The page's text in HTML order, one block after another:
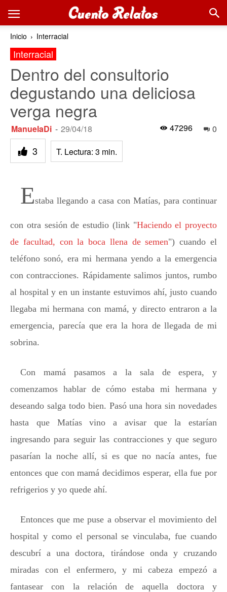
Inicio Interracial
Interracial
Dentro del consultorio
degustando una deliciosa
verga negra
ManuelaDi - 29/04/18 0
47296
3 T. Lectura: 3 min.
Estaba llegando a casa con Matías, para continuar
con otra sesión de estudio (link "Haciendo el proyecto
de facultad, con la boca llena de semen") cuando el
teléfono sonó, era mi hermana yendo a la emergencia
con contracciones. Rápidamente salimos juntos, rumbo
al hospital y en un instante estuvimos ahí, justo cuando
llegaba mi hermana con mamá, y directo entraron a la
emergencia, parecía que era la hora de llegada de mi
sobrina.
Con mamá pasamos a la sala de espera, y
comenzamos hablar de cómo estaba mi hermana y
deseando salga todo bien. Pasó una hora sin novedades
hasta que Matías vino a avisar que la estarían
ingresando para seguir las contracciones y que seguro
pasarían la noche allí, si es que no nacía antes, fue
entonces que con mamá decidimos esperar, ella fue por
refrigerios y yo quede ahí.
Entonces que me puse a observar el movimiento del
hospital y como el personal se vinculaba, fue cuando
descubrí a una doctora, tirándose onda y cruzando
miradas con el enfermero, y mi cabeza empezó a
fantasear con la relación de aquella doctora y